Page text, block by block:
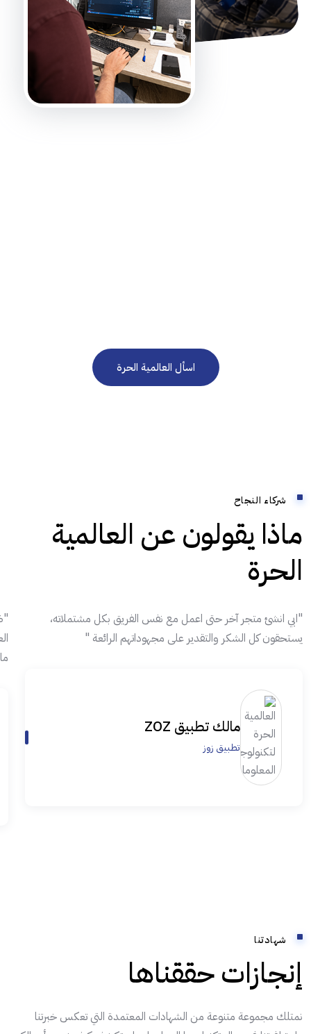
اسأل العالمية الحرة
شركاء النجاح
ماذا يقولون عن العالمية
الحرة
"ابي انشئ متجر آخر حتى اعمل مع نفس الفريق بكل مشتملاته،
يستحقون كل الشكر والتقدير على مجهوداتهم الرائعة "
مالك تطبيق ZOZ
تطبيق زوز
شهادتنا
إنجازات حققناها
نمتلك مجموعة متنوعة من الشهادات المعتمدة التي تعكس خبرتنا